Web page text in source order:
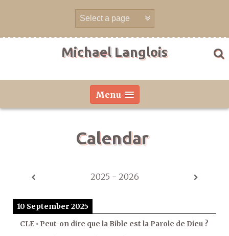
Michael Langlois
Menu
Calendar
2025 - 2026
10 September 2025
CLE • Peut-on dire que la Bible est la Parole de Dieu ?